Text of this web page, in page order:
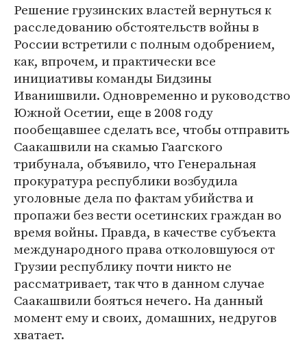
Решение грузинских властей вернуться к
расследованию обстоятельств войны в
России встретили с полным одобрением,
как, впрочем, и практически все
инициативы команды Бидзины
Иванишвили. Одновременно и руководство
Южной Осетии, еще в 2008 году
пообещавшее сделать все, чтобы отправить
Саакашвили на скамью Гаагского
трибунала, объявило, что Генеральная
прокуратура республики возбудила
уголовные дела по фактам убийства и
пропажи без вести осетинских граждан во
время войны. Правда, в качестве субъекта
международного права отколовшуюся от
Грузии республику почти никто не
рассматривает, так что в данном случае
Саакашвили бояться нечего. На данный
момент ему и своих, домашних, недругов
хватает.